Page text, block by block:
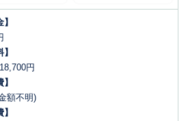
円
額不明)